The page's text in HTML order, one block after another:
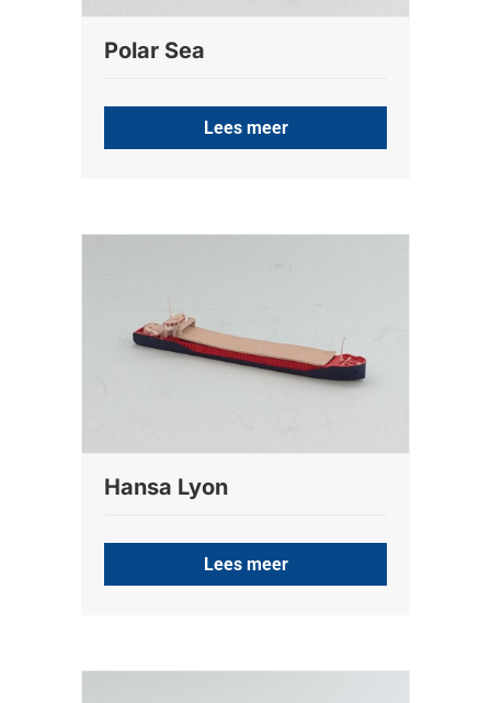
Polar Sea
Lees meer
Hansa Lyon
Lees meer